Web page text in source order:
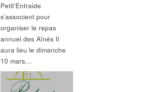
Petit’Entraide
s’associent pour
organiser le repas
annuel des Aînés Il
aura lieu le dimanche
10 mars…
CCAS,Informations
village,Santé-action